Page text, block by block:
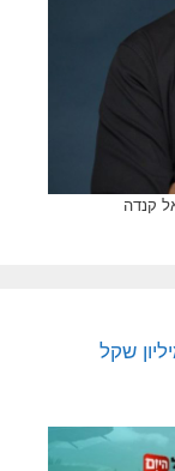
קנדה
מבטחים משקיעה 88 מיליון שקל